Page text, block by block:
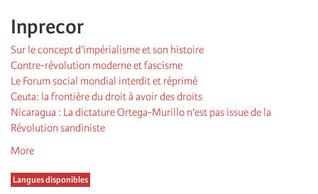
Inprecor
Sur le concept d’impérialisme et son histoire
Contre-révolution moderne et fascisme
Le Forum social mondial interdit et réprimé
Ceuta: la frontière du droit à avoir des droits
Nicaragua : La dictature Ortega-Murillo n’est pas issue de la
Révolution sandiniste
More
Langues disponibles